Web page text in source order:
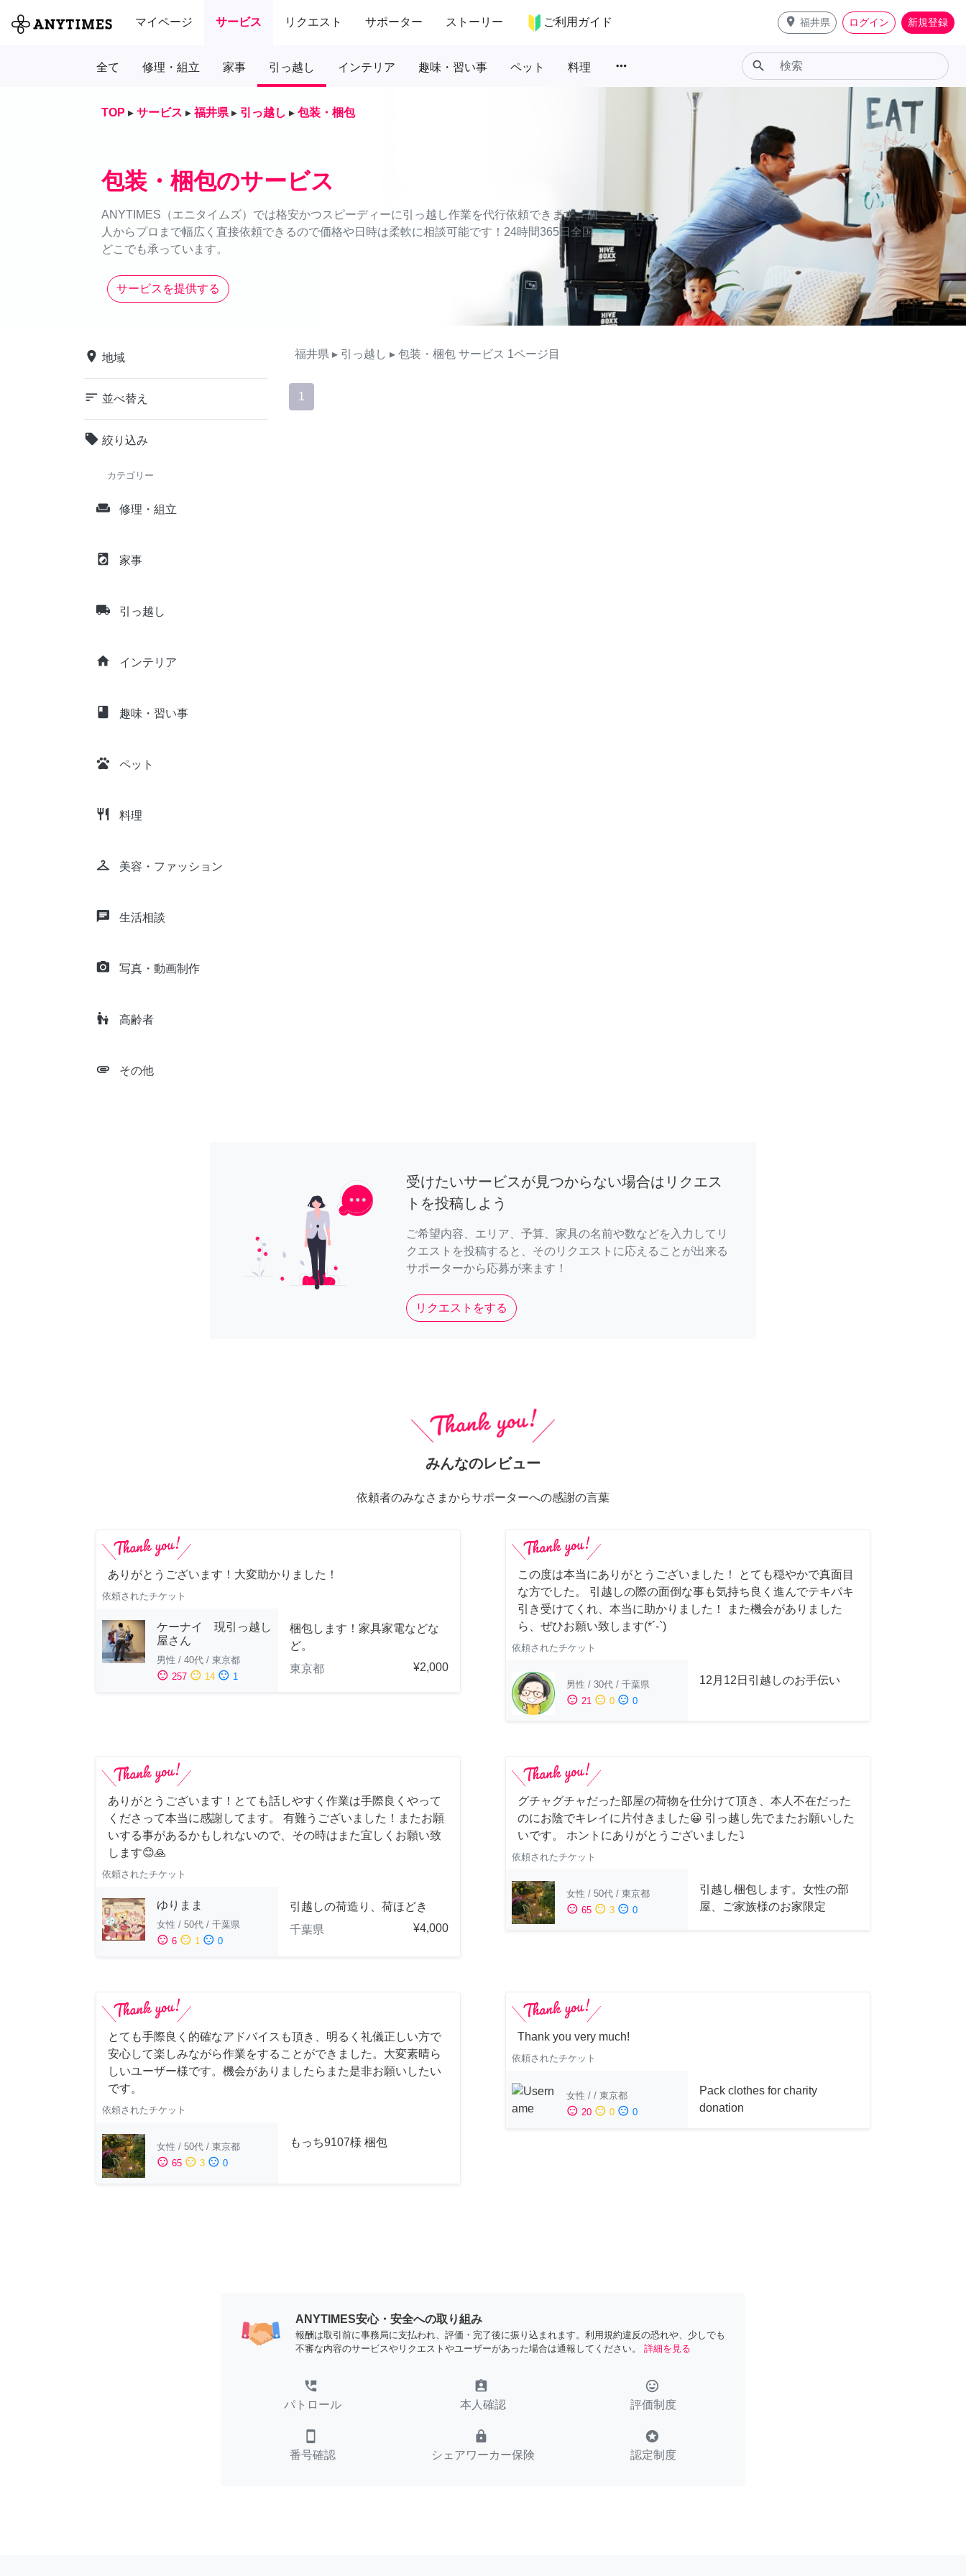
マイページ サービス リクエスト サポーター ストーリー ご利用ガイド place 福井県 ログイン 新規登録
全て 修理・組立 家事 引っ越し インテリア 趣味・習い事 ペット 料理 more_horiz search
TOP ▸ サービス ▸ 福井県 ▸ 引っ越し ▸ 包装・梱包
包装・梱包のサービス
ANYTIMES（エニタイムズ）では格安かつスピーディーに引っ越し作業を代行依頼できます。個
人からプロまで幅広く直接依頼できるので価格や日時は柔軟に相談可能です！24時間365日全国
どこでも承っています。
サービスを提供する
place 地域
sort 並べ替え
local_offer 絞り込み
カテゴリー
weekend 修理・組立
local_laundry_service 家事
local_shipping 引っ越し
home インテリア
class 趣味・習い事
pets ペット
restaurant 料理
checkroom 美容・ファッション
chat 生活相談
camera_alt 写真・動画制作
escalator_warning 高齢者
attachment その他
福井県 ▸ 引っ越し ▸ 包装・梱包 サービス 1ページ目
1
受けたいサービスが見つからない場合はリクエス
トを投稿しよう
ご希望内容、エリア、予算、家具の名前や数などを入力してリ
クエストを投稿すると、そのリクエストに応えることが出来る
サポーターから応募が来ます！
リクエストをする
みんなのレビュー
依頼者のみなさまからサポーターへの感謝の言葉
ありがとうございます！大変助かりました！
依頼されたチケット
ケーナイ 現引っ越し
屋さん
男性 / 40代 / 東京都
sentiment_satisfied 257 sentiment_neutral 14 sentiment_dissatisfied 1
梱包します！家具家電などな
ど。
東京都
¥2,000
この度は本当にありがとうございました！ とても穏やかで真面目
な方でした。 引越しの際の面倒な事も気持ち良く進んでテキパキ
引き受けてくれ、本当に助かりました！ また機会がありました
ら、ぜひお願い致します(*´-`)
依頼されたチケット
男性 / 30代 / 千葉県
sentiment_satisfied 21 sentiment_neutral 0 sentiment_dissatisfied 0
12月12日引越しのお手伝い
ありがとうございます！とても話しやすく作業は手際良くやって
くださって本当に感謝してます。 有難うございました！またお願
いする事があるかもしれないので、その時はまた宜しくお願い致
します😊🙏
依頼されたチケット
ゆりまま
女性 / 50代 / 千葉県
sentiment_satisfied 6 sentiment_neutral 1 sentiment_dissatisfied 0
引越しの荷造り、荷ほどき
千葉県
¥4,000
グチャグチャだった部屋の荷物を仕分けて頂き、本人不在だった
のにお陰でキレイに片付きました😀 引っ越し先でまたお願いした
いです。 ホントにありがとうございました⤵
依頼されたチケット
女性 / 50代 / 東京都
sentiment_satisfied 65 sentiment_neutral 3 sentiment_dissatisfied 0
引越し梱包します。女性の部
屋、ご家族様のお家限定
とても手際良く的確なアドバイスも頂き、明るく礼儀正しい方で
安心して楽しみながら作業をすることができました。大変素晴ら
しいユーザー様です。機会がありましたらまた是非お願いしたい
です。
依頼されたチケット
女性 / 50代 / 東京都
sentiment_satisfied 65 sentiment_neutral 3 sentiment_dissatisfied 0
もっち9107様 梱包
Thank you very much!
依頼されたチケット
女性 / / 東京都
sentiment_satisfied 20 sentiment_neutral 0 sentiment_dissatisfied 0
Pack clothes for charity
donation
ANYTIMES安心・安全への取り組み
報酬は取引前に事務局に支払われ、評価・完了後に振り込まれます。利用規約違反の恐れや、少しでも
不審な内容のサービスやリクエストやユーザーがあった場合は通報してください。
詳細を見る
perm_phone_msg
パトロール
assignment_ind
本人確認
tag_faces
評価制度
smartphone
番号確認
lock
シェアワーカー保険
stars
認定制度